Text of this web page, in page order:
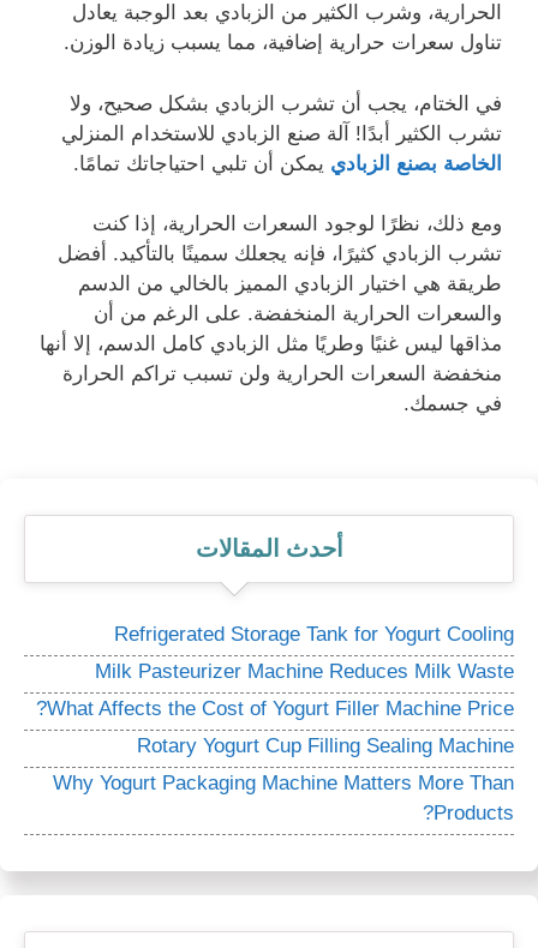
الحرارية، وشرب الكثير من الزبادي بعد الوجبة يعادل
تناول سعرات حرارية إضافية، مما يسبب زيادة الوزن.
في الختام، يجب أن تشرب الزبادي بشكل صحيح، ولا
تشرب الكثير أبدًا! آلة صنع الزبادي للاستخدام المنزلي
الخاصة بصنع الزبادييمكن أن تلبي احتياجاتك تمامًا.
ومع ذلك، نظرًا لوجود السعرات الحرارية، إذا كنت
تشرب الزبادي كثيرًا، فإنه يجعلك سمينًا بالتأكيد. أفضل
طريقة هي اختيار الزبادي المميز بالخالي من الدسم
والسعرات الحرارية المنخفضة. على الرغم من أن
مذاقها ليس غنيًا وطريًا مثل الزبادي كامل الدسم، إلا أنها
منخفضة السعرات الحرارية ولن تسبب تراكم الحرارة
في جسمك.
أحدث المقالات
Refrigerated Storage Tank for Yogurt Cooling
Milk Pasteurizer Machine Reduces Milk Waste
What Affects the Cost of Yogurt Filler Machine Price?
Rotary Yogurt Cup Filling Sealing Machine
Why Yogurt Packaging Machine Matters More Than
Products?